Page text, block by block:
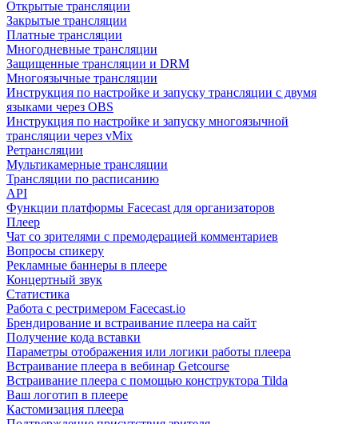
Открытые трансляции
Закрытые трансляции
Платные трансляции
Многодневные трансляции
Защищенные трансляции и DRM
Многоязычные трансляции
Инструкция по настройке и запуску трансляции с двумя
языками через OBS
Инструкция по настройке и запуску многоязычной
трансляции через vMix
Ретрансляции
Мультикамерные трансляции
Трансляции по расписанию
API
Функции платформы Facecast для организаторов
Плеер
Чат со зрителями с премодерацией комментариев
Вопросы спикеру
Рекламные баннеры в плеере
Концертный звук
Статистика
Работа с рестримером Facecast.io
Брендирование и встраивание плеера на сайт
Получение кода вставки
Параметры отображения или логики работы плеера
Встраивание плеера в вебинар Getcourse
Встраивание плеера с помощью конструктора Tilda
Ваш логотип в плеере
Кастомизация плеера